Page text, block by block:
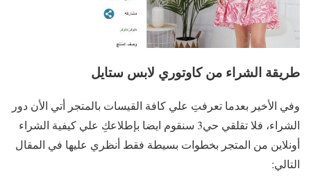
طريقة الشراء منكاوتوري لابس ستايل
وفي الأخير بعدما تعرفتِ علي كافة القيسات بالمتجر أتي الأن دور
الشراء، فلا تقلقي حي3 سنقوم ايضا بإطلاعكِ علي كيفية الشراء
أونلاين من المتجر بخطوات بسيطة فقط أنظري عليها في المقال
التالي: